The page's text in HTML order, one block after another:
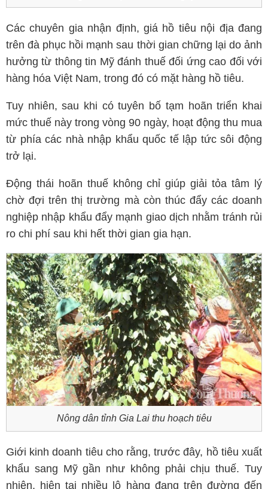
Các chuyên gia nhận định, giá hồ tiêu nội địa đang
trên đà phục hồi mạnh sau thời gian chững lại do ảnh
hưởng từ thông tin Mỹ đánh thuế đối ứng cao đối với
hàng hóa Việt Nam, trong đó có mặt hàng hồ tiêu.
Tuy nhiên, sau khi có tuyên bố tạm hoãn triển khai
mức thuế này trong vòng 90 ngày, hoạt động thu mua
từ phía các nhà nhập khẩu quốc tế lập tức sôi động
trở lại.
Động thái hoãn thuế không chỉ giúp giải tỏa tâm lý
chờ đợi trên thị trường mà còn thúc đẩy các doanh
nghiệp nhập khẩu đẩy mạnh giao dịch nhằm tránh rủi
ro chi phí sau khi hết thời gian gia hạn.
Nông dân tỉnh Gia Lai thu hoạch tiêu
Giới kinh doanh tiêu cho rằng, trước đây, hồ tiêu xuất
khẩu sang Mỹ gần như không phải chịu thuế. Tuy
nhiên, hiện tại nhiều lô hàng đang trên đường đến